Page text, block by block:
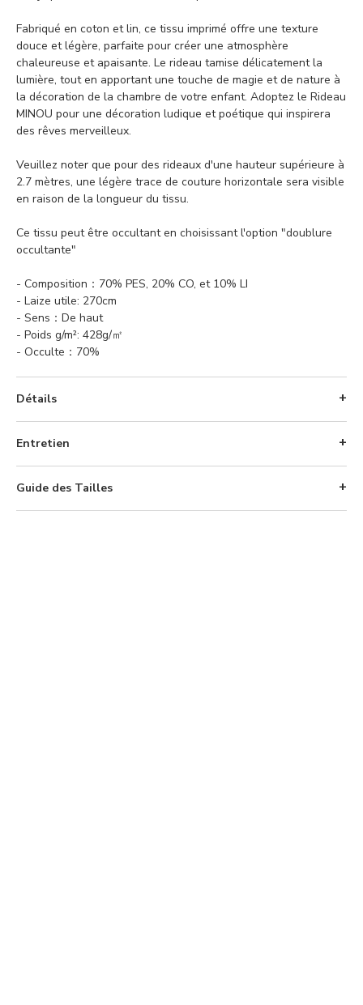
Fabriqué en coton et lin, ce tissu imprimé offre une texture
douce et légère, parfaite pour créer une atmosphère
chaleureuse et apaisante. Le rideau tamise délicatement la
lumière, tout en apportant une touche de magie et de nature à
la décoration de la chambre de votre enfant. Adoptez le Rideau
MINOU pour une décoration ludique et poétique qui inspirera
des rêves merveilleux.
Veuillez noter que pour des rideaux d'une hauteur supérieure à
2.7 mètres, une légère trace de couture horizontale sera visible
en raison de la longueur du tissu.
Ce tissu peut être occultant en choisissant l'option "doublure
occultante"
- Composition：70% PES, 20% CO, et 10% LI
- Laize utile: 270cm
- Sens：De haut
- Poids g/m²: 428g/㎡
- Occulte：70%
Détails
Entretien
Guide des Tailles